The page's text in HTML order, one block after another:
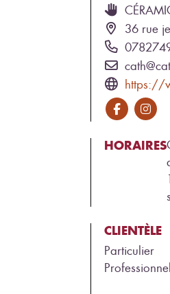
36 rue
https://
HORAIRES
CLIENTÈLE
Particulier
Professionnel